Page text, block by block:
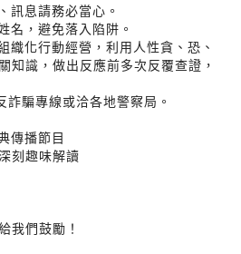
訊息請務必當心。
名，避免落入陷阱。
織化行動經營，利用人性貪、恐、
知識，做出反應前多次反覆查證，
騙專線或洽各地警察局。
傳播節目
刻趣味解讀
我們鼓勵！